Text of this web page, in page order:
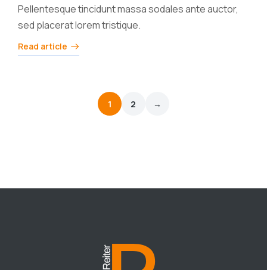
Pellentesque tincidunt massa sodales ante auctor,
sed placerat lorem tristique.
Read article
1 2 →